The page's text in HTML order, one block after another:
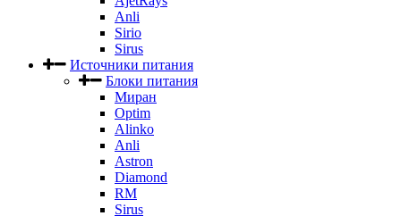
Anli
Sirio
Sirus
Источники питания
Блоки питания
Миран
Optim
Alinko
Anli
Astron
Diamond
RM
Sirus